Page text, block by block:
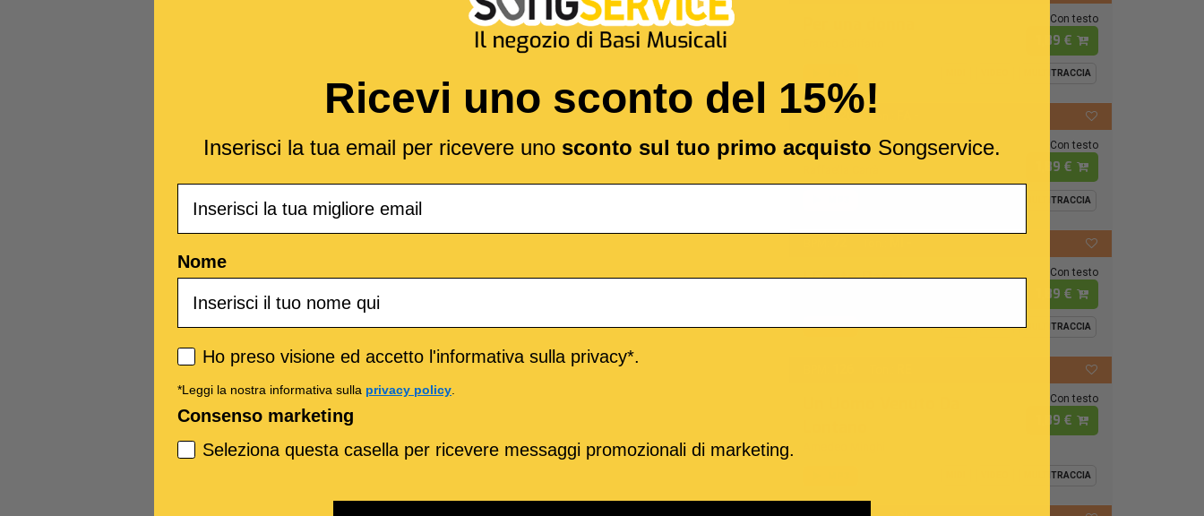
Con testo
1,89 €
MULTITRACCIA
BPM: 120 Ton.:
Luca Con testo
1,89 €
MULTITRACCIA
I Cento Passi Con testo
1,89 €
MP3 MIDI VIDEO MULTITRACCIA
Con testo
1,89 €
MULTITRACCIA
Ricevi uno sconto del 15%!
Inserisci la tua email per ricevere uno sconto sul tuo primo acquisto Songservice.
Nome
Privacy policy
Ho preso visione ed accetto l'informativa sulla privacy*.
*Leggi la nostra informativa sulla privacy policy.
Consenso marketing
Seleziona questa casella per ricevere messaggi promozionali di marketing.